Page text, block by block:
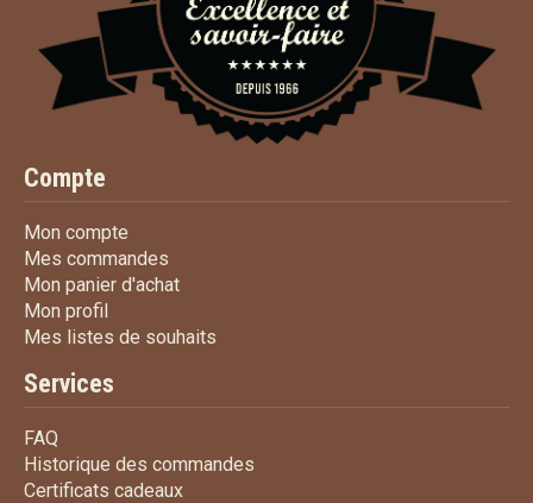
Compte
Mon compte
Mes commandes
Mon panier d'achatMon panier d'achat
Mon profil
Mes listes de souhaits
Services
FAQ
Historique des commandes
Certificats cadeauxCertificats cadeaux